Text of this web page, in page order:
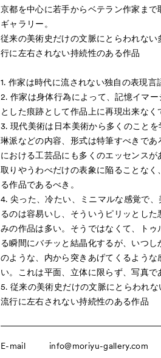
京都を中心に若手からベテラン作家ま
ギャラリー。
従来の美術史だけの文脈にとらわれな
行に左右されない持続性のある作品
1. 作家は時代に流されない独自の表現言
2. 作家は身体行為によって、記憶イマ
とした痕跡として作品上に再現出来なく
3. 現代美術は日本美術から多くのこと
琳派などの内容、形式は特筆すべきで
における工芸品にも多くのエッセンス
取りやうわべだけの表象に陥ることな
る作品であるべき。
4. 尖った、冷たい、ミニマルな感覚で
るのは容易いし、そういうピリッとし
みの作品は多い。そうではなくて、ト
る瞬間にバチッと結晶化するが、いつ
のような、内から突きあげてくるような
い。これは平面、立体に限らず、写真で
5. 従来の美術史だけの文脈にとらわれ
流行に左右されない持続性のある作品
E-mail
info@moriyu-gallery.com